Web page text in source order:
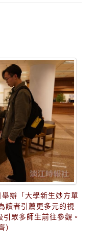
辦「大學新生妙方單
讀者引薦更多元的視
眾多師生前往參觀。
）